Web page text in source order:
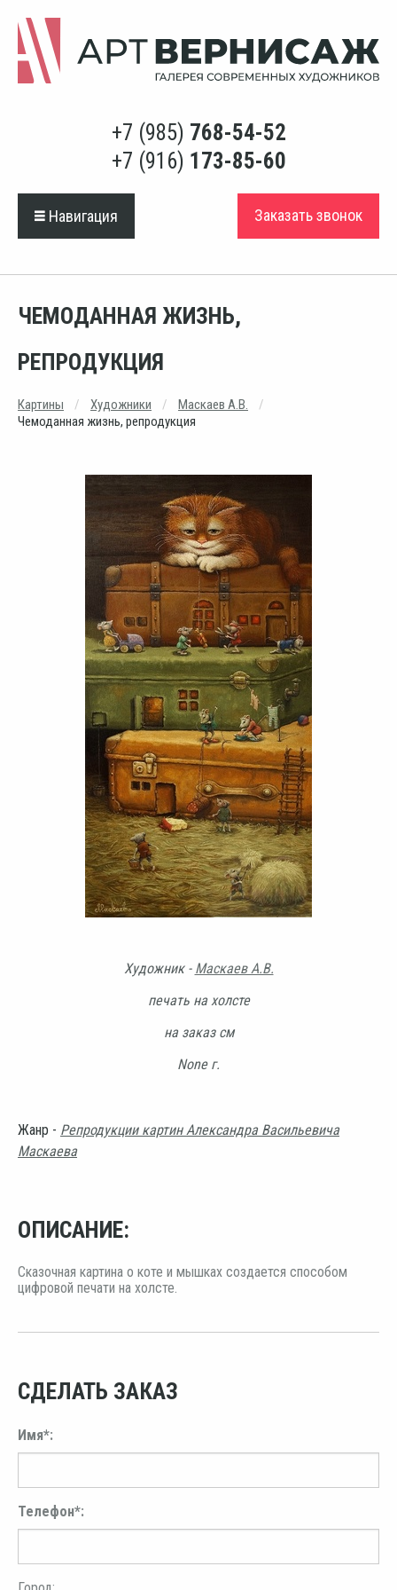
+7 (985) 768-54-52
+7 (916) 173-85-60
Навигация Заказать звонок
ЧЕМОДАННАЯ ЖИЗНЬ,
РЕПРОДУКЦИЯ
Картины Художники
Маскаев А.В.
Чемоданная жизнь, репродукция
Художник - Маскаев А.В.
печать на холсте
на заказ см
None г.
Жанр - Репродукции картин Александра Васильевича
Маскаева
ОПИСАНИЕ:
Сказочная картина о коте и мышках создается способом
цифровой печати на холсте.
СДЕЛАТЬ ЗАКАЗ
Имя*:
Телефон*: